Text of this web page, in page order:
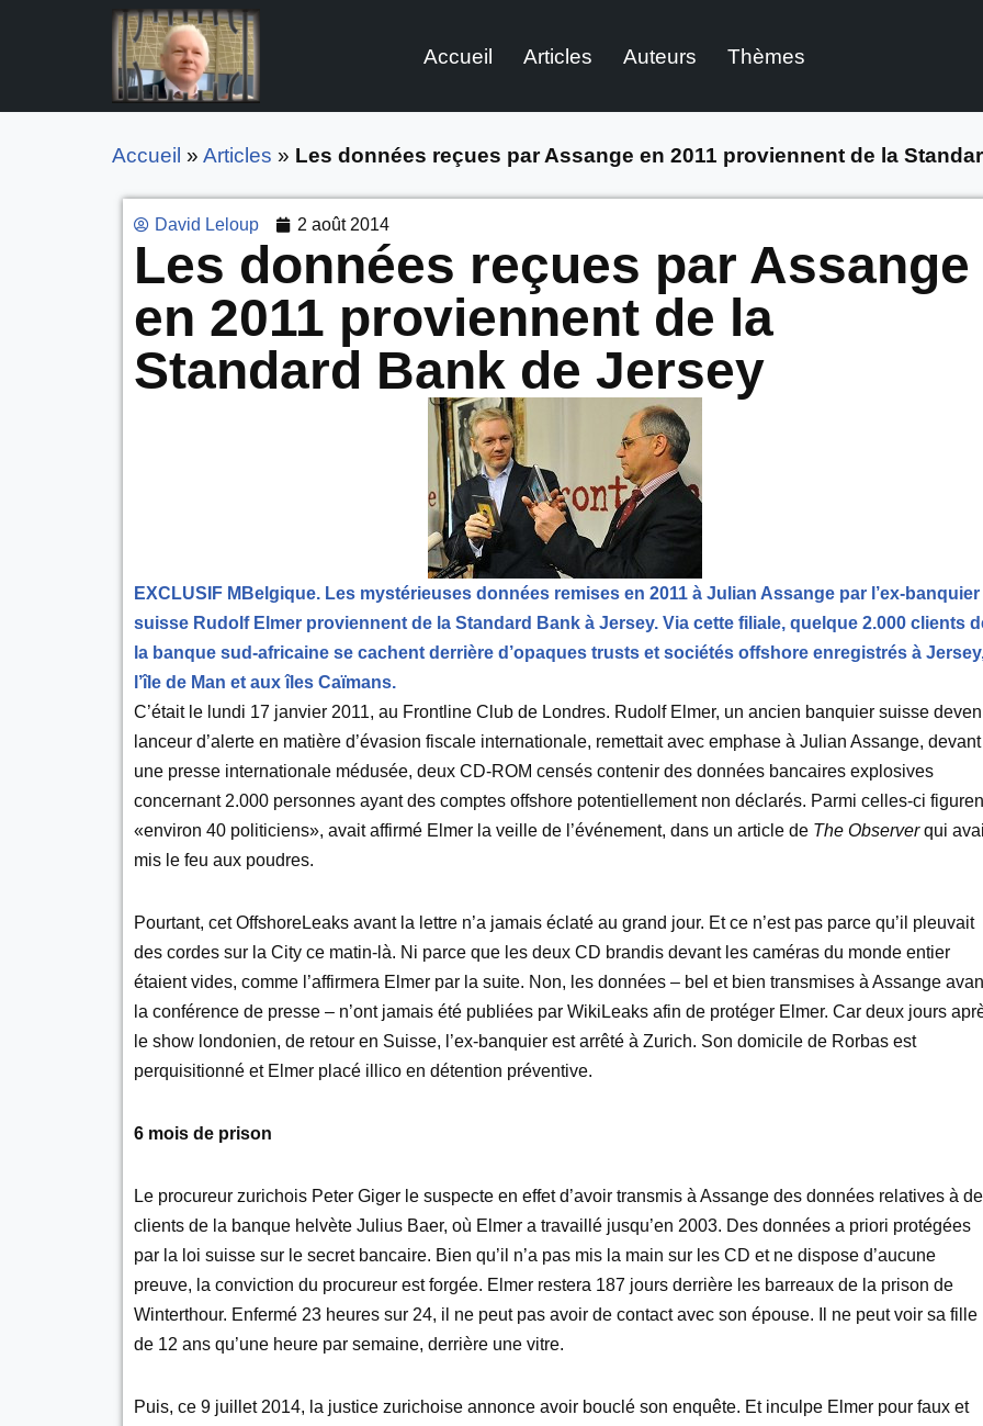
Accueil Articles Auteurs Thèmes
Accueil » Articles » Les données reçues par Assange en 2011 proviennent de la
David Leloup 2 août 2014
Les données reçues par Assange
en 2011 proviennent de la
Standard Bank de Jersey
EXCLUSIF MBelgique. Les mystérieuses données remises en 2011 à Julian Assange par l’ex-banquier
suisse Rudolf Elmer proviennent de la Standard Bank à Jersey. Via cette filiale, quelque 2.000 clients
la banque sud-africaine se cachent derrière d’opaques trusts et sociétés offshore enregistrés à
l’île de Man et aux îles Caïmans.
C’était le lundi 17 janvier 2011, au Frontline Club de Londres. Rudolf Elmer, un ancien banquier suisse
lanceur d’alerte en matière d’évasion fiscale internationale, remettait avec emphase à Julian Assange, devant
une presse internationale médusée, deux CD-ROM censés contenir des données bancaires explosives
concernant 2.000 personnes ayant des comptes offshore potentiellement non déclarés. Parmi celles-ci
«environ 40 politiciens», avait affirmé Elmer la veille de l’événement, dans un article de The Observerqui
mis le feu aux poudres.
Pourtant, cet OffshoreLeaks avant la lettre n’a jamais éclaté au grand jour. Et ce n’est pas parce qu’il pleuvait
des cordes sur la City ce matin-là. Ni parce que les deux CD brandis devant les caméras du monde entier
étaient vides, comme l’affirmera Elmer par la suite. Non, les données – bel et bien transmises à Assange
la conférence de presse – n’ont jamais été publiées par WikiLeaks afin de protéger Elmer. Car deux jours
le show londonien, de retour en Suisse, l’ex-banquier est arrêté à Zurich. Son domicile de Rorbas est
perquisitionné et Elmer placé illico en détention préventive.
6 mois de prison
Le procureur zurichois Peter Giger le suspecte en effet d’avoir transmis à Assange des données relatives à
clients de la banque helvète Julius Baer, où Elmer a travaillé jusqu’en 2003. Des données a priori protégées
par la loi suisse sur le secret bancaire. Bien qu’il n’a pas mis la main sur les CD et ne dispose d’aucune
preuve, la conviction du procureur est forgée. Elmer restera 187 jours derrière les barreaux de la prison de
Winterthour. Enfermé 23 heures sur 24, il ne peut pas avoir de contact avec son épouse. Il ne peut voir sa fille
de 12 ans qu’une heure par semaine, derrière une vitre.
Puis, ce 9 juillet 2014, la justice zurichoise annonce avoir bouclé son enquête. Et inculpe Elmer pour faux et